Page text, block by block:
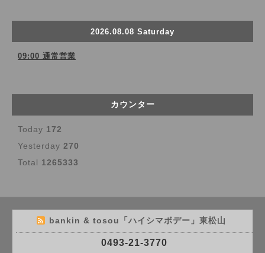
2026.08.08 Saturday
09:00 通常営業
カウンター
Today 172
Yesterday 270
Total 1265333
bankin & tosou「ハイシマボデー」東松山
0493-21-3770